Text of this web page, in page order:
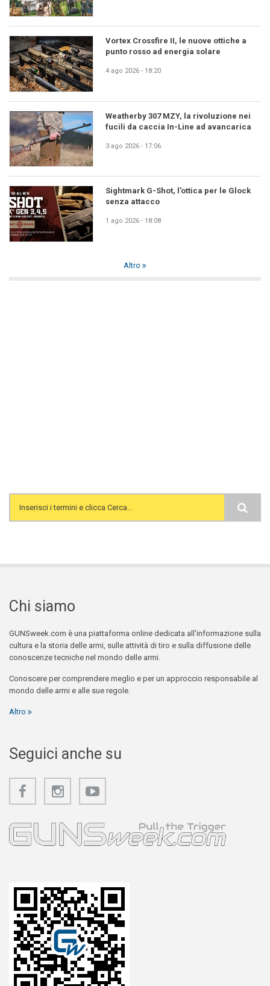
Vortex Crossfire II, le nuove ottiche a
punto rosso ad energia solare
4 ago 2026 - 18:20
Weatherby 307 MZY, la rivoluzione nei
fucili da caccia In-Line ad avancarica
3 ago 2026 - 17:06
Sightmark G-Shot, l'ottica per le Glock
senza attacco
1 ago 2026 - 18:08
Altro
Search form
Chi siamo
GUNSweek.com è una piattaforma online dedicata all'informazione sulla
cultura e la storia delle armi, sulle attività di tiro e sulla diffusione delle
conoscenze tecniche nel mondo delle armi.
Conoscere per comprendere meglio e per un approccio responsabile al
mondo delle armi e alle sue regole.
Altro
Seguici anche su